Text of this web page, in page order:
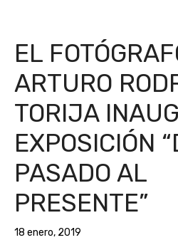
EL
ARTURO
TORIJA
EXPOSICIÓN
PASADO AL
PRESENTE”
18 enero, 2019